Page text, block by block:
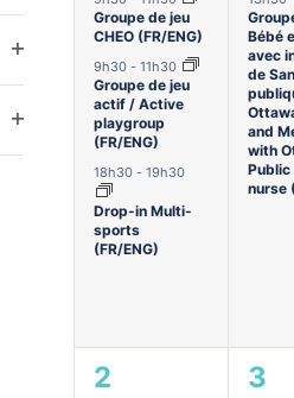
Ouvrir les filtres
Ouvrir les filtres
Groupe de jeu
CHEO (FR/ENG)
9h30 - 11h30
Groupe de jeu
actif / Active
playgroup
(FR/ENG)
18h30 - 19h30
Drop-in Multi-
sports
(FR/ENG)
Bébé
avec
de
and
with
Public
nurse
3
2
1
3